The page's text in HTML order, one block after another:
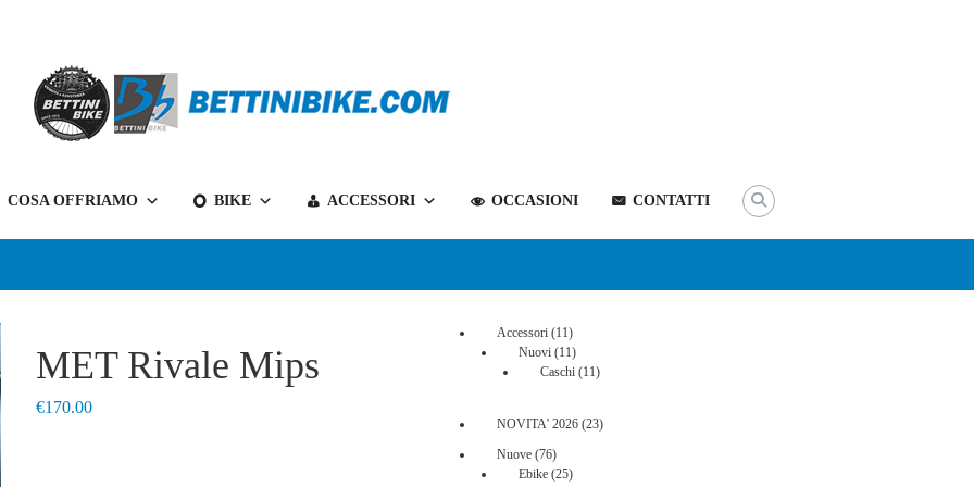
Bettini
Bike
il
negozio
a
COSA OFFRIAMO BIKE ACCESSORI OCCASIONI CONTATTI
MET Rivale Mips
€170.00
Accessori 1111
prodotti
Nuovi 1111
prodotti
Caschi 1111
NOVITA' 2026 2323
Nuove 7676
prodotti
Ebike 2525